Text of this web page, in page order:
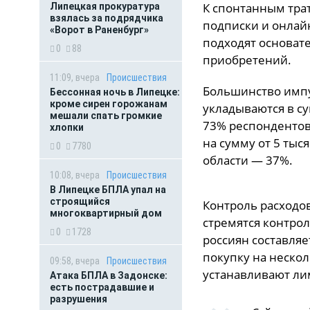
Липецкая прокуратура
взялась за подрядчика
«Ворот в Раненбург»
0
88
11:09, вчера
Происшествия
Бессонная ночь в Липецке:
кроме сирен горожанам
мешали спать громкие
хлопки
0
7780
10:08, вчера
Происшествия
В Липецке БПЛА упал на
строящийся
многоквартирный дом
0
1728
09:58, вчера
Происшествия
Атака БПЛА в Задонске:
есть пострадавшие и
разрушения
К спонтанным
подписки и
подходят
приобретений.
Большинство
укладываются в
73%
на сумму от 5
области — 37%.
Контроль
стремятся
россиян
покупку на
устанавливают